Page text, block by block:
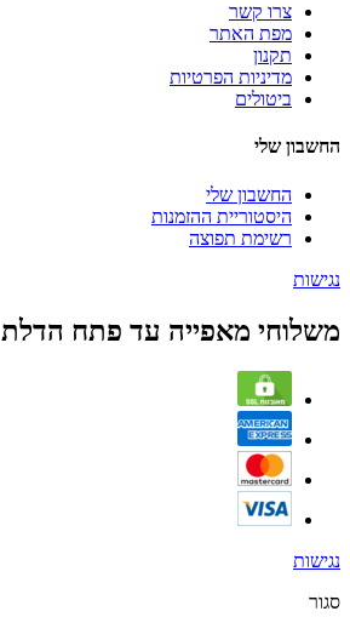
צרו קשר
מפת האתר
תקנון
מדיניות הפרטיות
ביטולים
החשבון שלי
החשבון שלי
היסטוריית ההזמנות
רשימת תפוצה
נגישות
משלוחי מאפייה עד פתח הדלת
נגישות
סגור